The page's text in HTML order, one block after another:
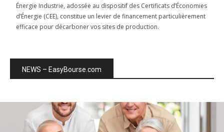
Énergie Industrie, adossée au dispositif des Certificats d’Économies
d’Énergie (CEE), constitue un levier de financement particulièrement
efficace pour décarboner vos sites de production.
NEWS – EasyBourse.com